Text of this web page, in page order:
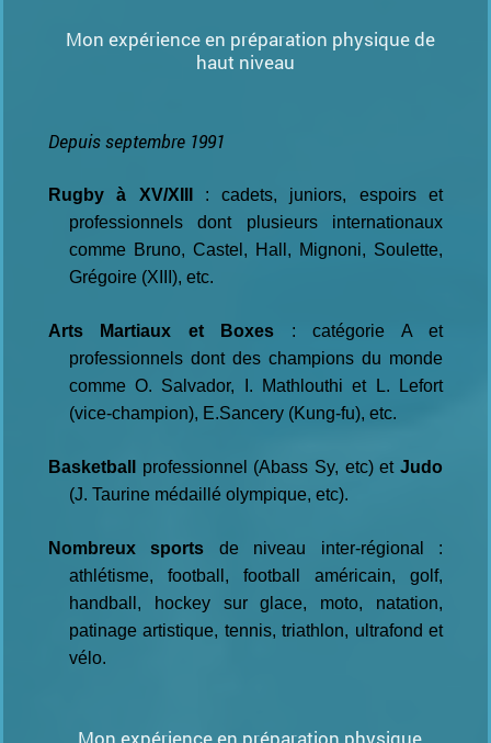
Mon expérience en préparation physique de
haut niveau
Depuis septembre 1991
Rugby à XV/XIII
: cadets, juniors, espoirs et
professionnels dont plusieurs internationaux
comme Bruno, Castel, Hall, Mignoni, Soulette,
Grégoire (XIII), etc.
Arts Martiaux et Boxes : catégorie A et
professionnels dont des champions du monde
comme O. Salvador, I. Mathlouthi et L. Lefort
(vice-champion), E.Sancery (Kung-fu), etc.
Basketball professionnel (Abass Sy, etc) et Judo
(J. Taurine médaillé olympique, etc).
Nombreux sports de niveau inter-régional :
athlétisme, football, football américain, golf,
handball, hockey sur glace, moto, natation,
patinage artistique, tennis, triathlon, ultrafond et
vélo.
Mon expérience en préparation physique